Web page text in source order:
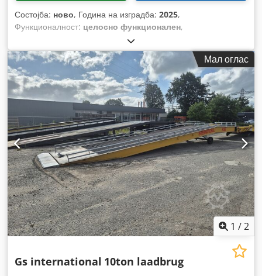
Состојба: ново, Година на изградба: 2025,
Функционалност: целосно функционален,
Мал оглас
1 /2
Gs international 10ton laadbrug